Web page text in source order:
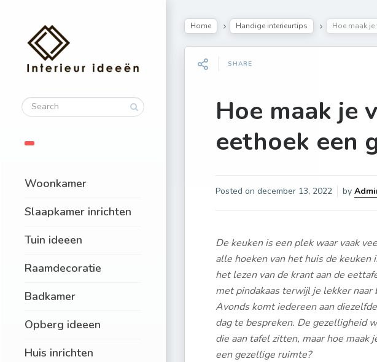
Woonkamer
Slaapkamer inrichten
Tuin ideeen
Raamdecoratie
Badkamer
Opberg ideeen
Huis inrichten
Home Handige interieurtips Hoe maak je
SHARE
Hoe maak je
eethoek een
Posted on december 13, 2022 by
De keuken is een plek waar vaak
alle hoeken van het huis de keuken
het lezen van de krant aan de
met pindakaas terwijl je lekker
Avonds komt iedereen aan
dag te bespreken. De gezelligheid
die aan tafel zitten, maar hoe maak
een gezellige ruimte?